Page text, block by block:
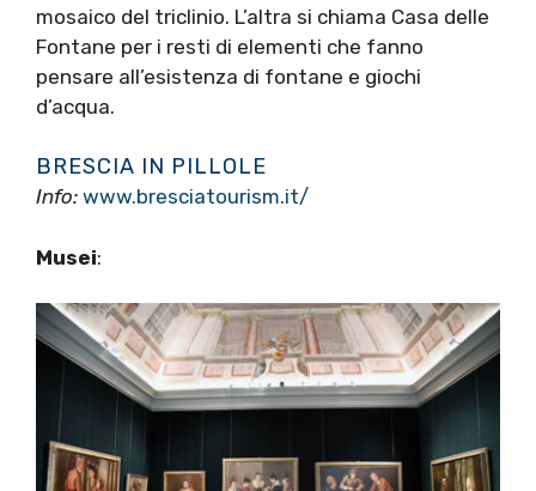
mosaico del triclinio. L’altra si chiama Casa delle
Fontane per i resti di elementi che fanno
pensare all’esistenza di fontane e giochi
d’acqua.
BRESCIA IN PILLOLE
Info: www.bresciatourism.it/
Musei: